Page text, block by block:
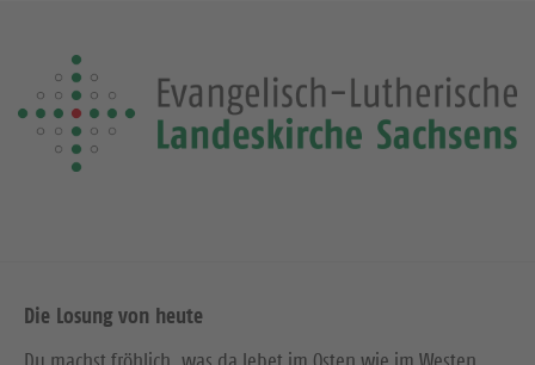
Die Losung von heute